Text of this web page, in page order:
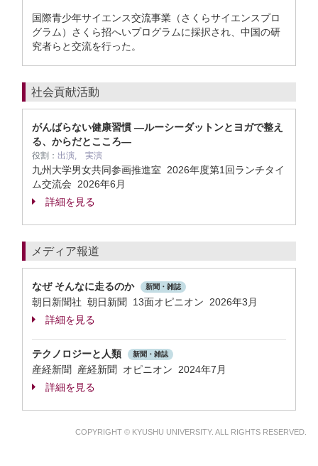
国際青少年サイエンス交流事業（さくらサイエンスプロ
グラム）さくら招へいプログラムに採択され、中国の研
究者らと交流を行った。
社会貢献活動
がんばらない健康習慣 ―ルーシーダットンとヨガで整え
る、からだとこころ―
役割： 出演, 実演
九州大学男女共同参画推進室 2026年度第1回ランチタイ
ム交流会 2026年6月
詳細を見る
メディア報道
なぜ そんなに走るのか 新聞・雑誌
朝日新聞社 朝日新聞 13面オピニオン 2026年3月
詳細を見る
テクノロジーと人類 新聞・雑誌
産経新聞 産経新聞 オピニオン 2024年7月
詳細を見る
COPYRIGHT © KYUSHU UNIVERSITY. ALL RIGHTS RESERVED.